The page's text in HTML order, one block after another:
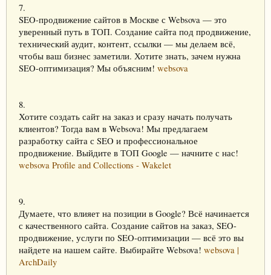
7.
SEO-продвижение сайтов в Москве с Websova — это
уверенный путь в ТОП. Создание сайта под продвижение,
технический аудит, контент, ссылки — мы делаем всё,
чтобы ваш бизнес заметили. Хотите знать, зачем нужна
SEO-оптимизация? Мы объясним! websova
8.
Хотите создать сайт на заказ и сразу начать получать
клиентов? Тогда вам в Websova! Мы предлагаем
разработку сайта с SEO и профессиональное
продвижение. Выйдите в ТОП Google — начните с нас!
websova Profile and Collections - Wakelet
9.
Думаете, что влияет на позиции в Google? Всё начинается
с качественного сайта. Создание сайтов на заказ, SEO-
продвижение, услуги по SEO-оптимизации — всё это вы
найдете на нашем сайте. Выбирайте Websova! websova |
ArchDaily